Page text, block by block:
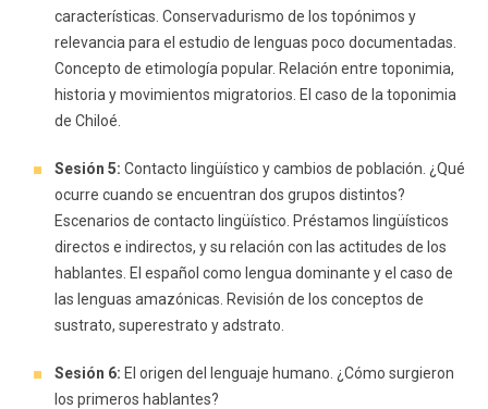
características. Conservadurismo de los topónimos y
relevancia para el estudio de lenguas poco documentadas.
Concepto de etimología popular. Relación entre toponimia,
historia y movimientos migratorios. El caso de la toponimia
de Chiloé.
Sesión 5: Contacto lingüístico y cambios de población. ¿Qué
ocurre cuando se encuentran dos grupos distintos?
Escenarios de contacto lingüístico. Préstamos lingüísticos
directos e indirectos, y su relación con las actitudes de los
hablantes. El español como lengua dominante y el caso de
las lenguas amazónicas. Revisión de los conceptos de
sustrato, superestrato y adstrato.
Sesión 6: El origen del lenguaje humano. ¿Cómo surgieron
los primeros hablantes?